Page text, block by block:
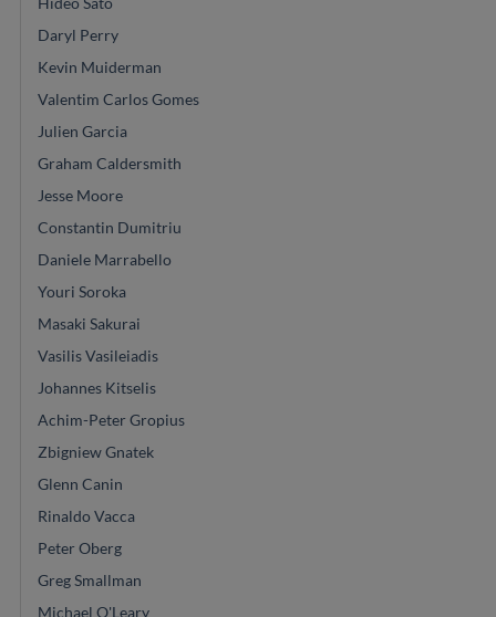
Daryl Perry
Kevin Muiderman
Valentim Carlos Gomes
Julien Garcia
Graham Caldersmith
Jesse Moore
Constantin Dumitriu
Daniele Marrabello
Youri Soroka
Masaki Sakurai
Vasilis Vasileiadis
Johannes Kitselis
Achim-Peter Gropius
Zbigniew Gnatek
Glenn Canin
Rinaldo Vacca
Peter Oberg
Greg Smallman
Michael O'Leary